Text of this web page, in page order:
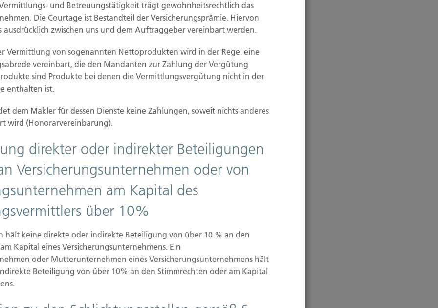
zu.
statistisch ausgewertet werden. Das
Analyseprogrammen. Die Analyse Ihres
Surf-Verhalten kann nicht zu Ihnen
widersprechen oder sie durch die
Informationen dazu finden Sie unter
Pflichtinformationen
persönlichen Daten sehr ernst. Wir
und entsprechend der gesetzlichen
personenbezogene Daten erhoben.
Sie persönlich identifiziert werden können. Die
und Betreuungstätigkeit trägt gewohnheitsrechtlich das
Die Courtage ist Bestandteil der Versicherungsprämie. Hiervon
ausdrücklich zwischen uns und dem Auftraggeber vereinbart werden.
Vermittlung von sogenannten Nettoprodukten wird in der Regel eine
vereinbart, die den Mandanten zur Zahlung der Vergütung
sind Produkte bei denen die Vermittlungsvergütung nicht in der
enthalten ist.
dem Makler für dessen Dienste keine Zahlungen, soweit nichts anderes
wird (Honorarvereinbarung).
direkter oder indirekter Beteiligungen
Versicherungsunternehmen oder von
am Kapital des
über 10%
hält keine direkte oder indirekte Beteiligung von über 10 % an den
Kapital eines Versicherungsunternehmens. Ein
oder Mutterunternehmen eines Versicherungsunternehmens hält
Beteiligung von über 10% an den Stimmrechten oder am Kapital